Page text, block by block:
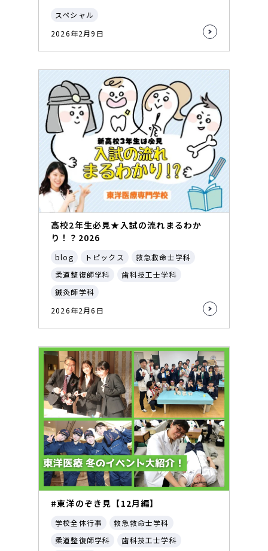
スペシャル
2026年2月9日
高校2年生必見★入試の流れまるわか
り！？2026
blog トピックス
救急救命士学科
柔道整復師学科
歯科技工士学科
鍼灸師学科
2026年2月6日
#東洋のぞき見【12月編】
学校全体行事
救急救命士学科
柔道整復師学科
歯科技工士学科